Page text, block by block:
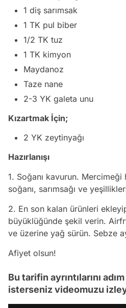
1 diş sarımsak
1 TK pul biber
1/2 TK tuz
1 TK kimyon
Maydanoz
Taze nane
2-3 YK galeta unu
Kızartmak İçin;
2 YK zeytinyağı
Hazırlanışı
1. Soğanı kavurun. Mercimeği
soğanı, sarımsağı ve
2. En son kalan ürünleri
büyüklüğünde şekil verin.
ve üzerine yağ sürün. Sebze
Afiyet olsun!
Bu tarifin ayrıntılarını
isterseniz videomuzu